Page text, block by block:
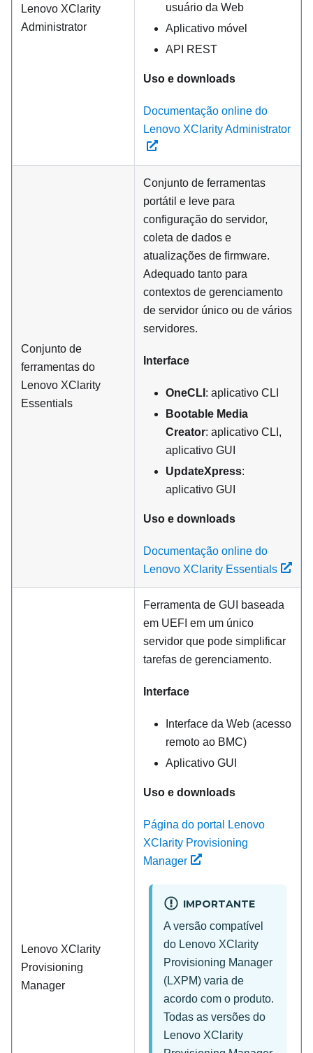
Lenovo XClarity
Administrator
usuário da Web
Aplicativo móvel
API REST
Uso e downloads
Documentação online do
Lenovo XClarity Administrator
Conjunto de
ferramentas do
Lenovo XClarity
Essentials
Conjunto de ferramentas
portátil e leve para
configuração do servidor,
coleta de dados e
atualizações de firmware.
Adequado tanto para
contextos de gerenciamento
de servidor único ou de vários
servidores.
Interface
OneCLI : aplicativo CLI
Bootable Media
Creator: aplicativo CLI,
aplicativo GUI
UpdateXpress:
aplicativo GUI
Uso e downloads
Documentação online do
Lenovo XClarity Essentials
Lenovo XClarity
Provisioning
Manager
Ferramenta de GUI baseada
em UEFI em um único
servidor que pode simplificar
tarefas de gerenciamento.
Interface
Interface da Web (acesso
remoto ao BMC)
Aplicativo GUI
Uso e downloads
Página do portal Lenovo
XClarity Provisioning
Manager
IMPORTANTE
A versão compatível
do Lenovo XClarity
Provisioning Manager
(LXPM) varia de
acordo com o produto.
Todas as versões do
Lenovo XClarity